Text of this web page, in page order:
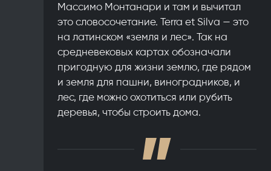
Массимо Монтанари и там и вычитал
это словосочетание. Terra et Silva — это
на латинском «земля и лес». Так на
средневековых картах обозначали
пригодную для жизни землю, где рядом
и земля для пашни, виноградников, и
лес, где можно охотиться или рубить
деревья, чтобы строить дома.